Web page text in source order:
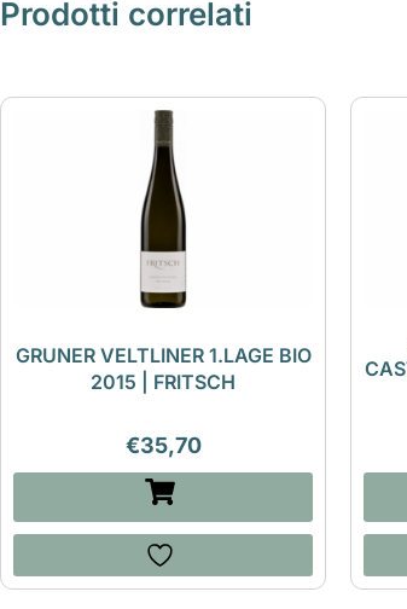
Prodotti correlati
GRUNER VELTLINER 1.LAGE BIO
2015 | FRITSCH
€35,70